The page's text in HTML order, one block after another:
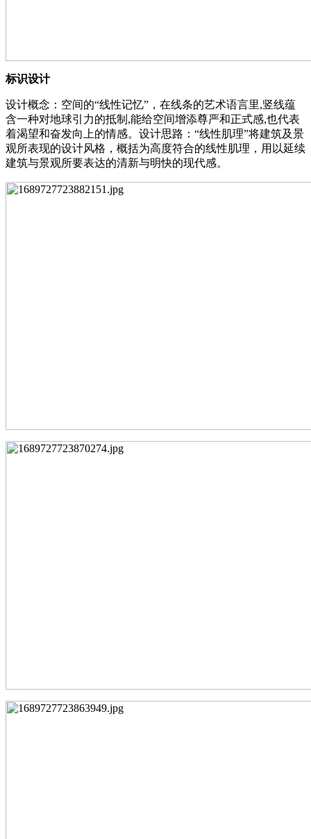
标识设计
设计概念：空间的“线性记忆”，在线条的艺术语⾔⾥,竖线蕴
含⼀种对地球引⼒的抵制,能给空间增添尊严和正式感,也代表
着渴望和奋发向上的情感。设计思路：“线性肌理”将建筑及景
观所表现的设计⻛格，概括为⾼度符合的线性肌理，⽤以延续
建筑与景观所要表达的清新与明快的现代感。